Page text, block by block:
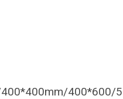
400*600/